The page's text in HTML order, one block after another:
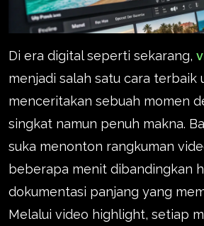
Di era digital seperti sekarang,
menjadi salah satu cara terbaik
menceritakan sebuah momen
singkat namun penuh makna.
suka menonton rangkuman
beberapa menit dibandingkan
dokumentasi panjang yang
Melalui video highlight, setiap